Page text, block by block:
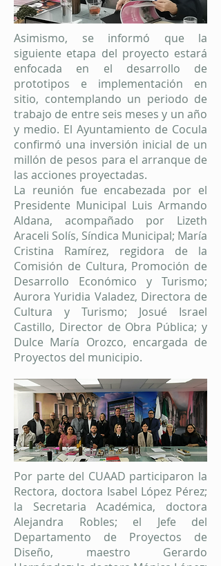
Asimismo, se informó que la
siguiente etapa del proyecto estará
enfocada en el desarrollo de
prototipos e implementación en
sitio, contemplando un periodo de
trabajo de entre seis meses y un año
y medio. El Ayuntamiento de Cocula
confirmó una inversión inicial de un
millón de pesos para el arranque de
las acciones proyectadas.
La reunión fue encabezada por el
Presidente Municipal Luis Armando
Aldana, acompañado por Lizeth
Araceli Solís, Síndica Municipal; María
Cristina Ramírez, regidora de la
Comisión de Cultura, Promoción de
Desarrollo Económico y Turismo;
Aurora Yuridia Valadez, Directora de
Cultura y Turismo; Josué Israel
Castillo, Director de Obra Pública; y
Dulce María Orozco, encargada de
Proyectos del municipio.
Por parte del CUAAD participaron la
Rectora, doctora Isabel López Pérez;
la Secretaria Académica, doctora
Alejandra Robles; el Jefe del
Departamento de Proyectos de
Diseño, maestro Gerardo